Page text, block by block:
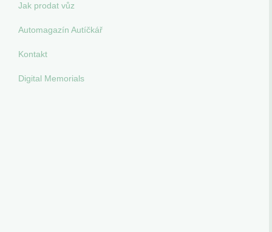
Jak prodat vůz
Automagazín Autíčkář
Kontakt
Digital Memorials